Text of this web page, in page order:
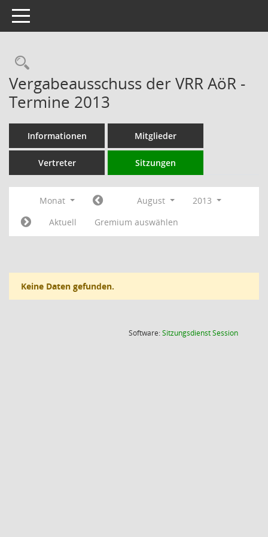
Toggle navigation
Rechercheauswahl
Vergabeausschuss der VRR AöR -
Termine 2013
Informationen Mitglieder
Vertreter Sitzungen
Monat August
2013
Aktuell
Gremium auswählen
Keine Daten gefunden.
Software:SitzungsdienstSession(Wird in